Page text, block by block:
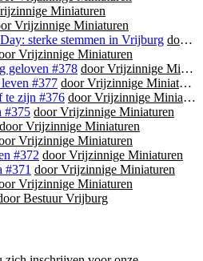
Miniaturen
Vrijzinnige Miniaturen
sterke stemmen in Vrijburg door Bestuur Vrijburg
Vrijzinnige Miniaturen
geloven #378 door Vrijzinnige Miniaturen
#377 door Vrijzinnige Miniaturen
te zijn #376 door Vrijzinnige Miniaturen
#375 door Vrijzinnige Miniaturen
door Vrijzinnige Miniaturen
Vrijzinnige Miniaturen
#372 door Vrijzinnige Miniaturen
#371 door Vrijzinnige Miniaturen
Vrijzinnige Miniaturen
Bestuur Vrijburg